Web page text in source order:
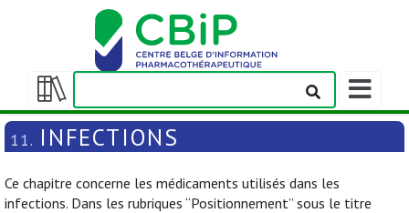
Afficher/masquer
la
table
matières
Afficher/
la
barre
navigation
11. INFECTIONS
Ce chapitre concerne les médicaments utilisés dans les
infections. Dans les rubriques “Positionnement” sous le titre